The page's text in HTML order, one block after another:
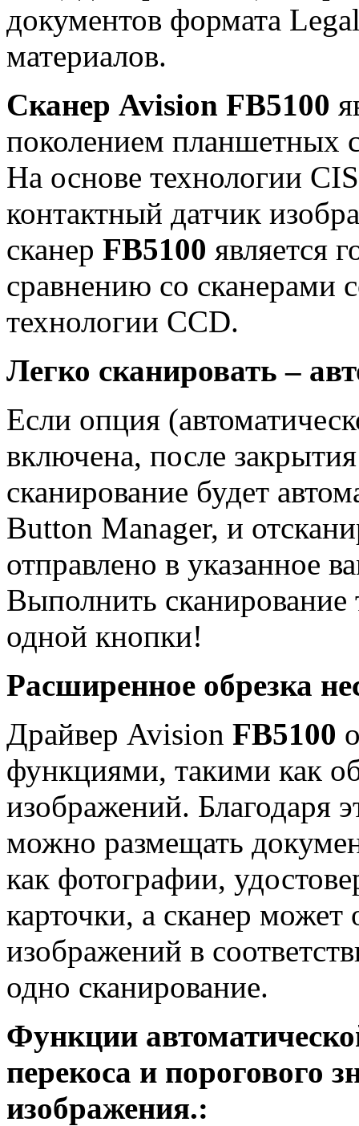
документов формата
материалов.
Сканер Avision FB5100
поколением планшетных
На основе технологии
контактный датчик
сканер FB5100 является
сравнению со сканерами
технологии CCD.
Легко сканировать –
Если опция
включена, после
сканирование будет
Button Manager, и
отправлено в указанное
Выполнить
одной кнопки!
Расширенное обрезка
Драйвер Avision FB5100
функциями, такими как
изображений. Благодаря
можно размещать
как фотографии,
карточки, а сканер может
изображений в
одно сканирование.
Функции
перекоса и порогового
изображения.: